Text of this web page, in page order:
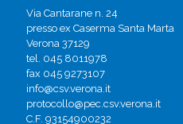
Via Cantarane n. 24
presso ex Caserma Santa Marta
Verona 37129
tel. 045 8011978
fax 045 9273107
info@csv.verona.it
protocollo@pec.csv.verona.it
C.F. 93154900232